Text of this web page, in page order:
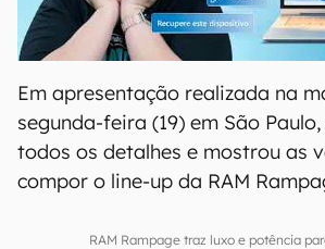
00:00 04:52
Em apresentação realizada na
segunda-feira (19) em São
todos os detalhes e mostrou as
compor o line-up da RAM
RAM Rampage traz luxo e potência